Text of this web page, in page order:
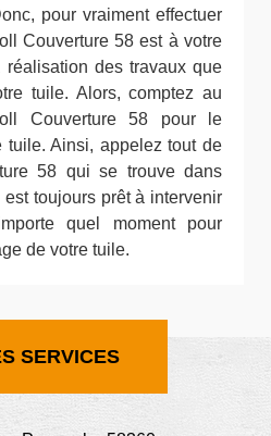
pour vraiment effectuer
Couverture 58 est à votre
des travaux que
tuile. Alors, comptez au
Couverture 58 pour le
tuile. Ainsi, appelez tout de
58 qui se trouve dans
toujours prêt à intervenir
quel moment pour
de votre tuile.
SERVICES